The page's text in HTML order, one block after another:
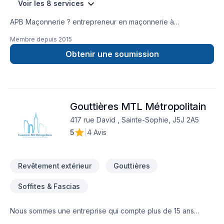
Voir les 8 services
APB Maçonnerie ? entrepreneur en maçonnerie à
spécialise en maçonnerie résidentielle, commerciale et
industriel* Construction de mur de briques * Mur de pierres
fabriquées * Pose de pierres naturelles * Pose de bloc de
maçonnerie • Réparation de fissures *restauration • Grande
expertise spécialisée • Ouvriers qualifiés et minutieux •
Utilise produits et matériaux de qualité
Membre depuis 2015
Obtenir une soumission
Gouttières MTL Métropolitain
417 rue David , Sainte-Sophie, J5J 2A5
5
4 Avis
Revêtement extérieur Gouttières
Soffites & Fascias
Nous sommes une entreprise qui compte plus de 15 ans